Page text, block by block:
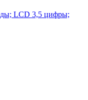
LCD 3,5 цифры;